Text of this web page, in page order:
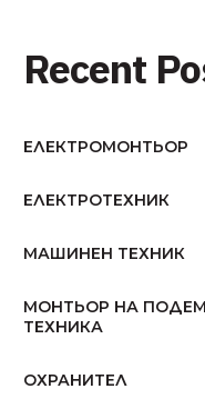
Recent
ЕЛЕКТРОМОНТЬОР
ЕЛЕКТРОТЕХНИК
МАШИНЕН ТЕХНИК
МОНТЬОР НА
ТЕХНИКА
ОХРАНИТЕЛ